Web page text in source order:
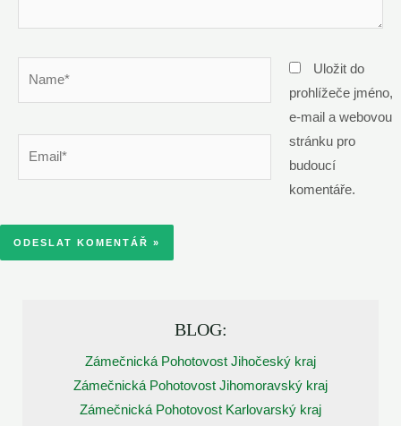
Uložit do
prohlížeče jméno,
e-mail a webovou
stránku pro
budoucí
komentáře.
BLOG:
Zámečnická Pohotovost Jihočeský kraj
Zámečnická Pohotovost Jihomoravský kraj
Zámečnická Pohotovost Karlovarský kraj